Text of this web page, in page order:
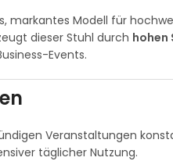
markantes Modell für
dieser Stuhl durch
Events.
Veranstaltungen
täglicher Nutzung.